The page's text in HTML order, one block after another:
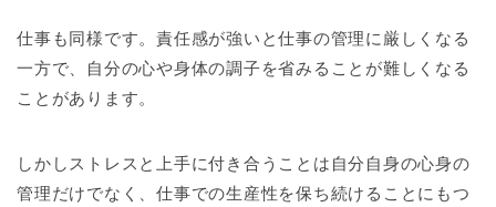
仕事も同様です。責任感が強いと仕事の管理に厳しくなる
一方で、自分の心や身体の調子を省みることが難しくなる
ことがあります。
しかしストレスと上手に付き合うことは自分自身の心身の
管理だけでなく、仕事での生産性を保ち続けることにもつ